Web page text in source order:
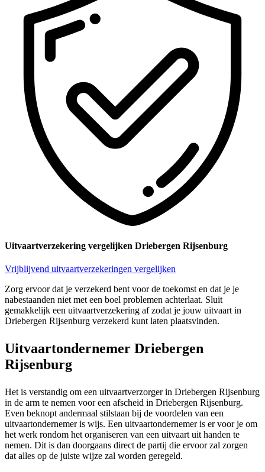
Uitvaartverzekering vergelijken Driebergen Rijsenburg
Vrijblijvend uitvaartverzekeringen vergelijken
Zorg ervoor dat je verzekerd bent voor de toekomst en dat je je
nabestaanden niet met een boel problemen achterlaat. Sluit
gemakkelijk een uitvaartverzekering af zodat je jouw uitvaart in
Driebergen Rijsenburg verzekerd kunt laten plaatsvinden.
Uitvaartondernemer Driebergen
Rijsenburg
Het is verstandig om een uitvaartverzorger in Driebergen Rijsenburg
in de arm te nemen voor een afscheid in Driebergen Rijsenburg.
Even beknopt andermaal stilstaan bij de voordelen van een
uitvaartondernemer is wijs. Een uitvaartondernemer is er voor je om
het werk rondom het organiseren van een uitvaart uit handen te
nemen. Dit is dan doorgaans direct de partij die ervoor zal zorgen
dat alles op de juiste wijze zal worden geregeld.